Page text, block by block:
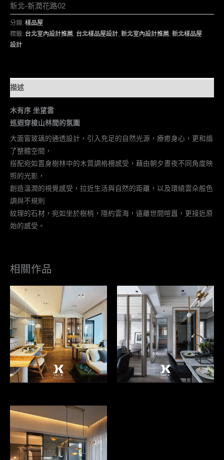
新北-新潤花路02
分類: 樣品屋
標籤: 台北室內設計推薦, 台北樣品屋設計, 新北室內設計推薦, 新北樣品屋
設計
描述
木有序 坐望雲
巡迴穿梭山林間的氛圍
大面窗玻璃的通透設計，引入充足的自然光源，療癒身心，更和諧
了整體空間，
搭配宛如置身樹林中的木質調格柵感受，藉由朝夕晝夜不同角度映
照的光影，
創造溫潤的視覺感受，拉近生活與自然的距離，以及環繞雲朵般色
調與不規則
紋理的石材，宛如坐於樹梢，隱約雲海，遠離世間喧囂，更接近原
始的感受。
相關作品